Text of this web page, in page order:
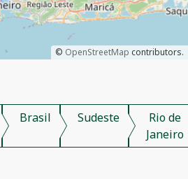
© OpenStreetMap contributors.
Brasil Sudeste
Rio de
Janeiro